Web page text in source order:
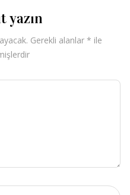
yazın
Gerekli alanlar * ile